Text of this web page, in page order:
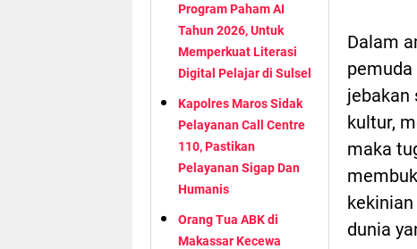
Program Paham AI
Tahun 2026, Untuk
Memperkuat Literasi
Digital Pelajar di Sulsel
Kapolres Maros Sidak
Pelayanan Call Centre
110, Pastikan
Pelayanan Sigap Dan
Humanis
Orang Tua ABK di
Makassar Kecewa
Dalam
jebakan
kultur,
maka
dunia